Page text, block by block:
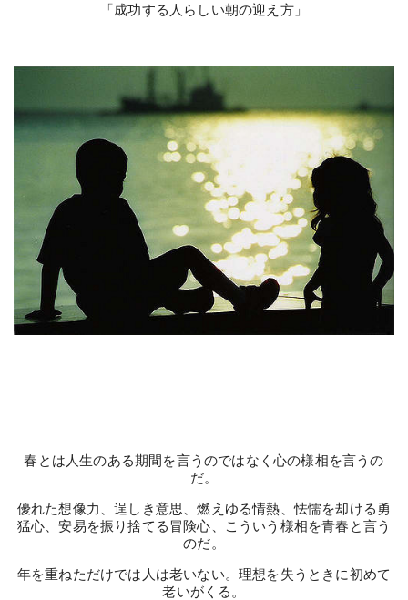
「成功する人らしい朝の迎え方」
春とは人生のある期間を言うのではなく心の様相を言うの
だ。
優れた想像力、逞しき意思、燃えゆる情熱、怯懦を却ける勇
猛心、安易を振り捨てる冒険心、こういう様相を青春と言う
のだ。
年を重ねただけでは人は老いない。理想を失うときに初めて
老いがくる。